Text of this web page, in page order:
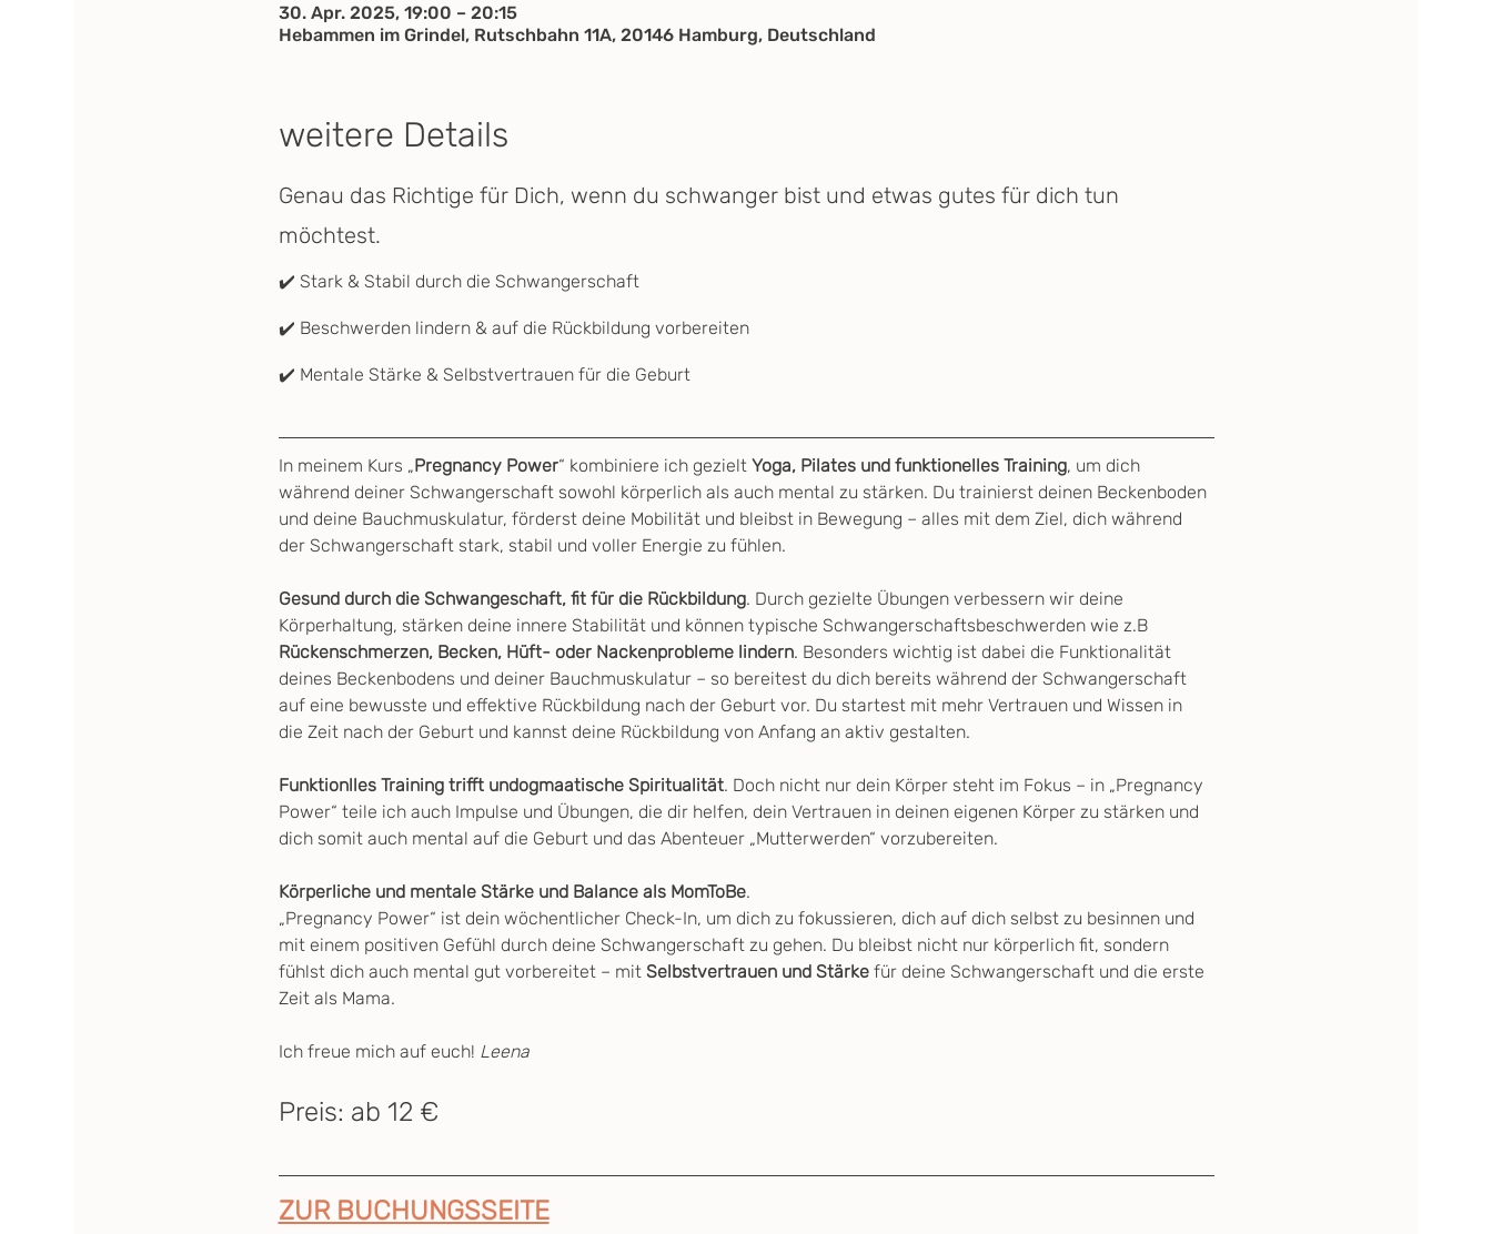
30. Apr. 2025, 19:00 – 20:15
Hebammen im Grindel, Rutschbahn 11A, 20146 Hamburg, Deutschland
weitere Details
Genau das Richtige für Dich, wenn du schwanger bist und etwas gutes für dich tun
möchtest.
✔️ Stark & Stabil durch die Schwangerschaft
✔️ Beschwerden lindern & auf die Rückbildung vorbereiten
✔️ Mentale Stärke & Selbstvertrauen für die Geburt
In meinem Kurs „Pregnancy Power“ kombiniere ich gezielt Yoga, Pilates und funktionelles Training, um dich
während deiner Schwangerschaft sowohl körperlich als auch mental zu stärken. Du trainierst deinen Beckenboden
und deine Bauchmuskulatur, förderst deine Mobilität und bleibst in Bewegung – alles mit dem Ziel, dich während
der Schwangerschaft stark, stabil und voller Energie zu fühlen.
Gesund durch die Schwangeschaft, fit für die Rückbildung. Durch gezielte Übungen verbessern wir deine
Körperhaltung, stärken deine innere Stabilität und können typische Schwangerschaftsbeschwerden wie z.B
Rückenschmerzen, Becken, Hüft- oder Nackenprobleme lindern. Besonders wichtig ist dabei die Funktionalität
deines Beckenbodens und deiner Bauchmuskulatur – so bereitest du dich bereits während der Schwangerschaft
auf eine bewusste und effektive Rückbildung nach der Geburt vor. Du startest mit mehr Vertrauen und Wissen in
die Zeit nach der Geburt und kannst deine Rückbildung von Anfang an aktiv gestalten.
Funktionlles Training trifft undogmaatische Spiritualität. Doch nicht nur dein Körper steht im Fokus – in „Pregnancy
Power“ teile ich auch Impulse und Übungen, die dir helfen, dein Vertrauen in deinen eigenen Körper zu stärken und
dich somit auch mental auf die Geburt und das Abenteuer „Mutterwerden“ vorzubereiten.
Körperliche und mentale Stärke und Balance als MomToBe.
„Pregnancy Power“ ist dein wöchentlicher Check-In, um dich zu fokussieren, dich auf dich selbst zu besinnen und
mit einem positiven Gefühl durch deine Schwangerschaft zu gehen. Du bleibst nicht nur körperlich fit, sondern
fühlst dich auch mental gut vorbereitet – mit Selbstvertrauen und Stärke für deine Schwangerschaft und die erste
Zeit als Mama.
Ich freue mich auf euch! Leena
Preis: ab 12 €
ZUR BUCHUNGSSEITE